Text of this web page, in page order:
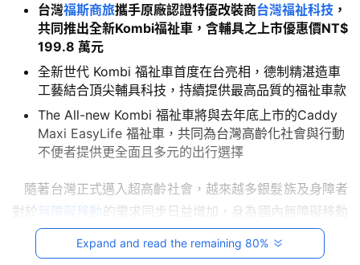
車
影
與
生
台灣福斯商旅攜手原廠認證特優改裝商台灣福祉科技 ，
共同推出全新Kombi福祉車，含輔具之上市優惠價NT$
199.8 萬元
全新世代 Kombi 福祉車首度在台亮相，德制精湛造車
工藝結合頂尖輔具科技，持續提供最高品質的福祉車款
The All-new Kombi 福祉車將與去年底上市的Caddy
Maxi EasyLife 福祉車，共同為台灣高齡化社會與行動
不便者提供更全面且多元的出行選擇
隨著台灣正式邁入超高齡社會，越來越多銀髮族及身障者
對於無障礙移動 的需求同步日益增加，身為國內無障礙移動
解決方案的領導品牌，台灣福斯商旅再度攜手長期合作夥
伴、也是原廠認證的特優改裝商 – 台灣福祉科技，共同參加
Expand and read the remaining 80%